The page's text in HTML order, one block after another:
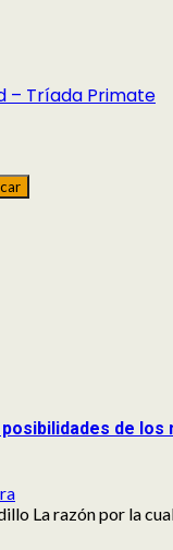
– Tríada Primate
de los
La razón por la